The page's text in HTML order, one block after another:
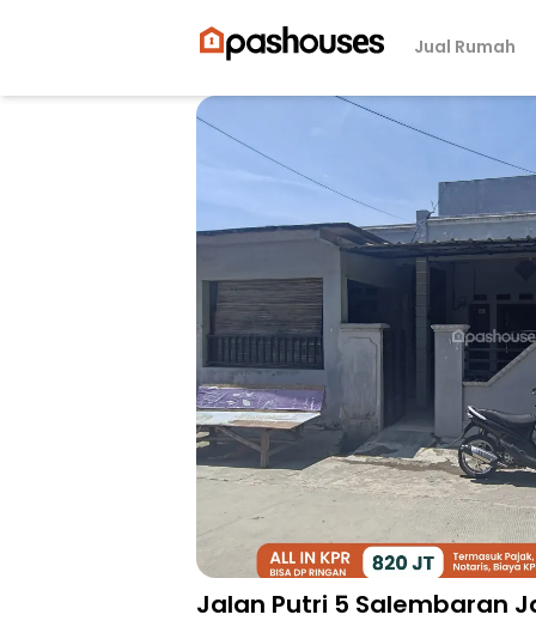
Jual Rumah
Jalan Putri 5 Salembaran